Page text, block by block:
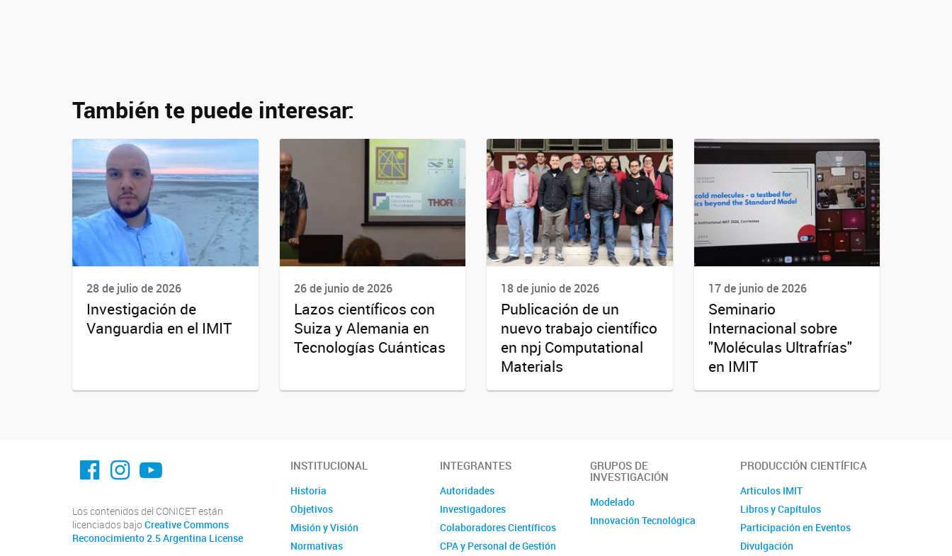
También te puede interesar:
28 de julio de 2026
Investigación de
Vanguardia en el IMIT
26 de junio de 2026
Lazos científicos con
Suiza y Alemania en
Tecnologías Cuánticas
18 de junio de 2026
Publicación de un
nuevo trabajo científico
en npj Computational
Materials
17 de junio de 2026
Seminario
Internacional sobre
"Moléculas Ultrafrías"
en IMIT
facebook imit.conicet
imit.conicet
Youtube
Los contenidos del CONICET están
licenciados bajo Creative Commons
Reconocimiento 2.5 Argentina License
INSTITUCIONAL
Historia
Objetivos
Misión y Visión
Normativas
INTEGRANTES
Autoridades
Investigadores
Colaboradores Científicos
CPA y Personal de Gestión
GRUPOS DE
INVESTIGACIÓN
Modelado
Innovación Tecnológica
PRODUCCIÓN CIENTÍFICA
Articulos IMIT
Libros y Capítulos
Participación en Eventos
Divulgación